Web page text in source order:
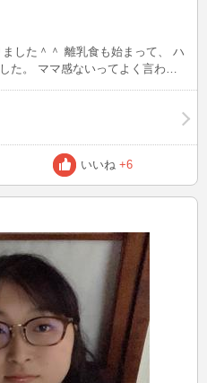
した＾＾ 離乳食も始まって、 ハ
た。 ママ感ないってよく言われ
しますね。
いいね +6